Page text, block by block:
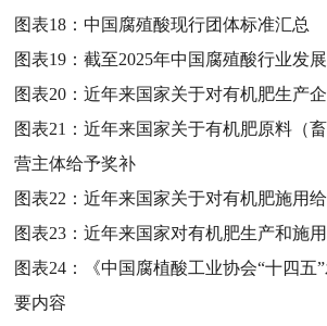
图表18：中国腐殖酸现行团体标准汇总
图表19：截至2025年中国腐殖酸行业发
图表20：近年来国家关于对有机肥生产
图表21：近年来国家关于有机肥原料（
营主体给予奖补
图表22：近年来国家关于对有机肥施用
图表23：近年来国家对有机肥生产和施
图表24：
《中国腐植酸工业协会“十四五
要内容